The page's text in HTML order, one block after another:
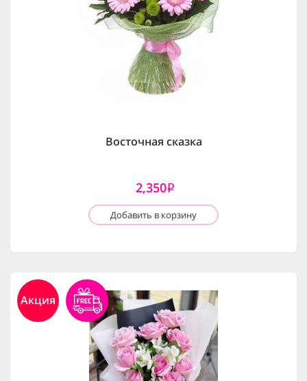
Восточная сказка
2,350i
Добавить в корзину
Акция